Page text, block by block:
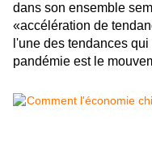
dans son ensemble
«accélération de
l'une des tendances
pandémie est le